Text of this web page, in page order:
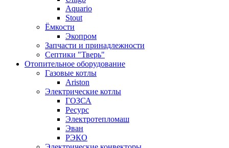
Aquario
Stout
Ёмкости
Экопром
Запчасти и принадлежности
Септики "Тверь"
Отопительное оборудование
Газовые котлы
Ariston
Электрические котлы
ГОЗСА
Ресурс
Электротепломаш
Эван
РЭКО